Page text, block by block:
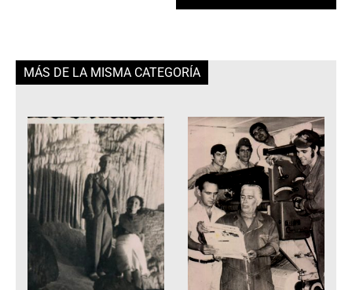
MÁS DE LA MISMA CATEGORÍA